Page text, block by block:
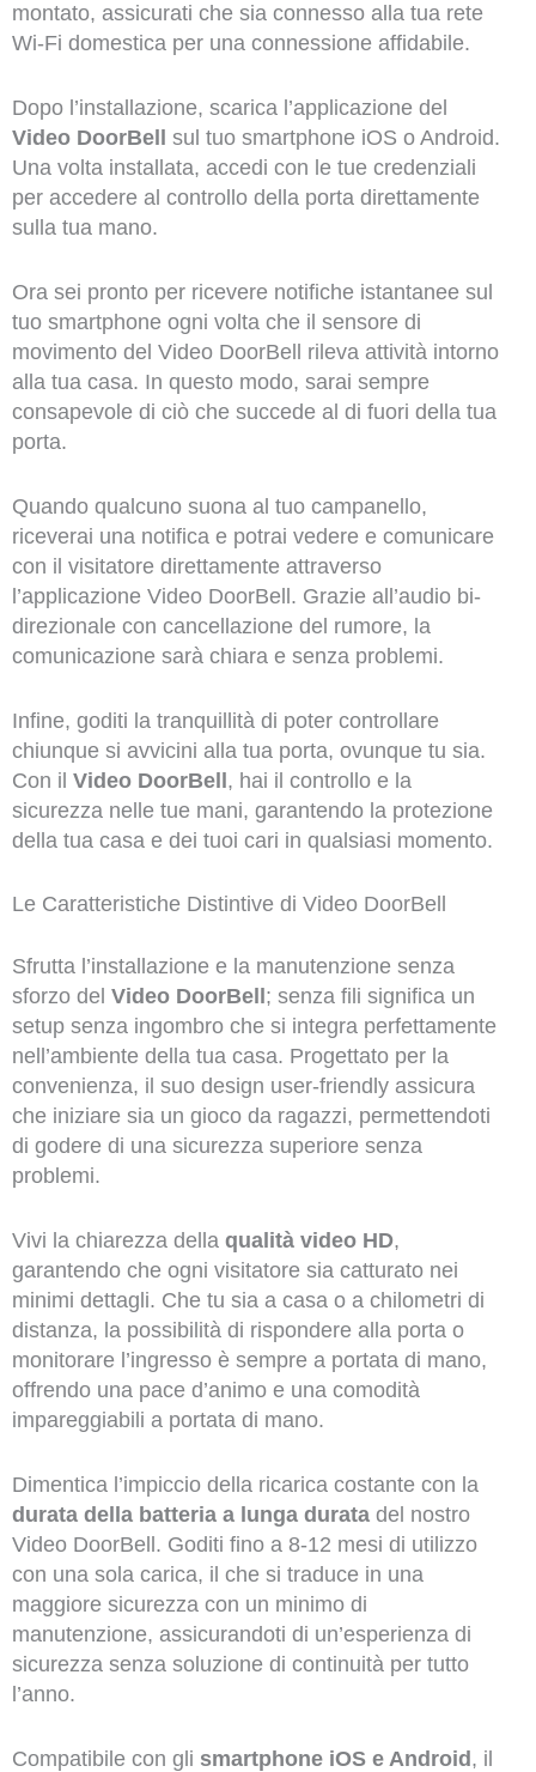
montato, assicurati che sia connesso alla tua rete
Wi-Fi domestica per una connessione affidabile.
Dopo l’installazione, scarica l’applicazione del
Video DoorBell
sul tuo smartphone iOS o Android.
Una volta installata, accedi con le tue credenziali
per accedere al controllo della porta direttamente
sulla tua mano.
Ora sei pronto per ricevere notifiche istantanee sul
tuo smartphone ogni volta che il sensore di
movimento del Video DoorBell rileva attività intorno
alla tua casa. In questo modo, sarai sempre
consapevole di ciò che succede al di fuori della tua
porta.
Quando qualcuno suona al tuo campanello,
riceverai una notifica e potrai vedere e comunicare
con il visitatore direttamente attraverso
l’applicazione Video DoorBell. Grazie all’audio bi-
direzionale con cancellazione del rumore, la
comunicazione sarà chiara e senza problemi.
Infine, goditi la tranquillità di poter controllare
chiunque si avvicini alla tua porta, ovunque tu sia.
Con il Video DoorBell, hai il controllo e la
sicurezza nelle tue mani, garantendo la protezione
della tua casa e dei tuoi cari in qualsiasi momento.
Le Caratteristiche Distintive di Video DoorBell
Sfrutta l’installazione e la manutenzione senza
sforzo del Video DoorBell ; senza fili significa un
setup senza ingombro che si integra perfettamente
nell’ambiente della tua casa. Progettato per la
convenienza, il suo design user-friendly assicura
che iniziare sia un gioco da ragazzi, permettendoti
di godere di una sicurezza superiore senza
problemi.
Vivi la chiarezza della qualità video HD,
garantendo che ogni visitatore sia catturato nei
minimi dettagli. Che tu sia a casa o a chilometri di
distanza, la possibilità di rispondere alla porta o
monitorare l’ingresso è sempre a portata di mano,
offrendo una pace d’animo e una comodità
impareggiabili a portata di mano.
Dimentica l’impiccio della ricarica costante con la
durata della batteria a lunga duratadel nostro
Video DoorBell. Goditi fino a 8-12 mesi di utilizzo
con una sola carica, il che si traduce in una
maggiore sicurezza con un minimo di
manutenzione, assicurandoti di un’esperienza di
sicurezza senza soluzione di continuità per tutto
l’anno.
Compatibile con gli smartphone iOS e Android, il